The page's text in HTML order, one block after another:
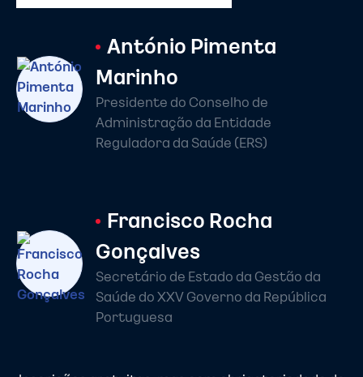
António Pimenta
Marinho
Presidente do Conselho de
Administração da Entidade
Reguladora da Saúde (ERS)
Francisco Rocha
Gonçalves
Secretário de Estado da Gestão da
Saúde do XXV Governo da República
Portuguesa